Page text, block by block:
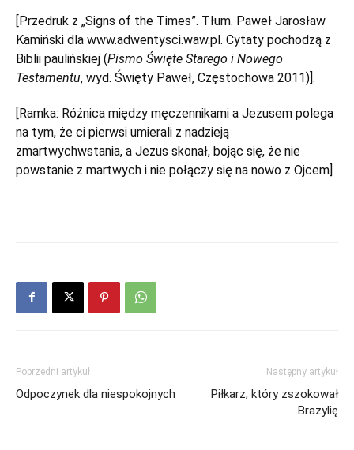
[Przedruk z „Signs of the Times”. Tłum. Paweł Jarosław
Kamiński dla www.adwentysci.waw.pl. Cytaty pochodzą z
Biblii paulińskiej (Pismo Święte Starego i Nowego
Testamentu, wyd. Święty Paweł, Częstochowa 2011)].
[Ramka: Różnica między męczennikami a Jezusem polega
na tym, że ci pierwsi umierali z nadzieją
zmartwychwstania, a Jezus skonał, bojąc się, że nie
powstanie z martwych i nie połączy się na nowo z Ojcem]
Poprzedni artykuł
Odpoczynek dla niespokojnych
Następny artykuł
Piłkarz, który zszokował
Brazylię